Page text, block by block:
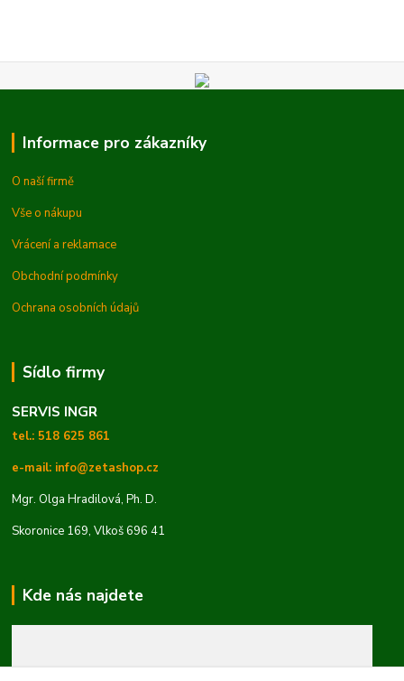
Informace pro zákazníky
O naší firmě
Vše o nákupu
Vrácení a reklamace
Obchodní podmínky
Ochrana osobních údajů
Sídlo firmy
SERVIS INGR
tel.: 518 625 861
e-mail: info@zetashop.cz
Mgr. Olga Hradilová, Ph. D.
Skoronice 169, Vlkoš 696 41
Kde nás najdete